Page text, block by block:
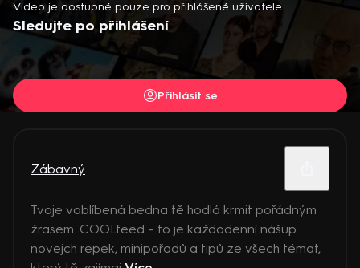
Video je dostupné pouze pro přihlášené uživatele.
Sledujte po přihlášení
Přihlásit se
Zábavný
Tvoje voblíbená bedna tě hodlá krmit pořádným
žrasem. COOLfeed – to je každodenní nášup
novejch repek, minipořadů a tipů ze všech témat,